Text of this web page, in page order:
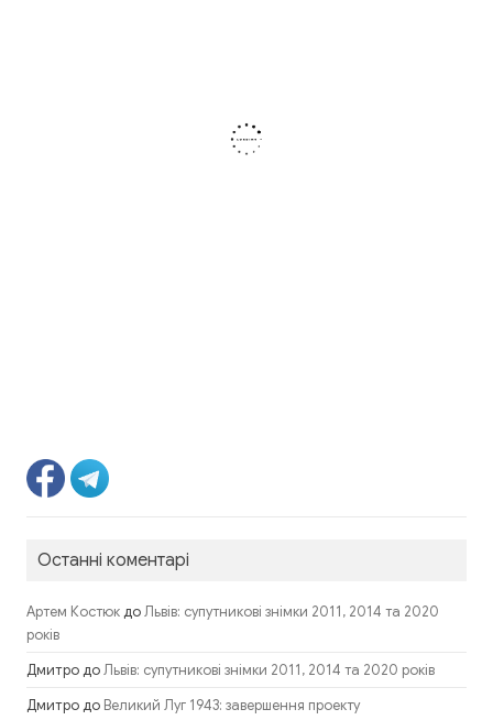
Останні коментарі
Артем КостюкдоЛьвів: супутникові знімки 2011, 2014 та 2020
років
ДмитродоЛьвів: супутникові знімки 2011, 2014 та 2020 років
Дмитродо Великий Луг 1943: завершення проекту